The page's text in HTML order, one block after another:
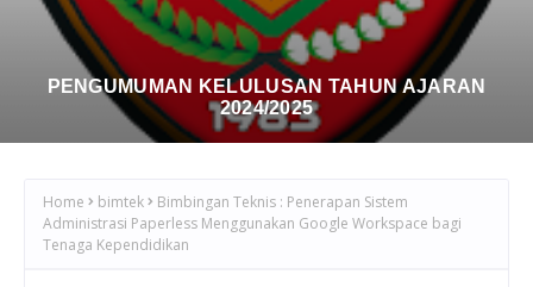
Bimbingan Teknis : Penerapan Sistem Administrasi
Paperless Menggunakan Google Workspace Bagi
Tenaga Kependidikan
Home bimtek
Bimbingan Teknis : Penerapan Sistem
Administrasi Paperless Menggunakan Google Workspace bagi
Tenaga Kependidikan